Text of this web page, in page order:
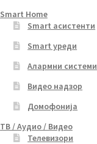
Smart Home
Smart асистенти
Smart уреди
Алармни системи
Видео надзор
Домофонија
ТВ / Аудио / Видео
Телевизори